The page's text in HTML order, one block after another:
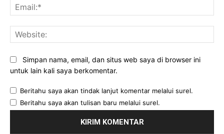
Simpan nama, email, dan situs web saya di browser ini
untuk lain kali saya berkomentar.
Beritahu saya akan tindak lanjut komentar melalui surel.
Beritahu saya akan tulisan baru melalui surel.